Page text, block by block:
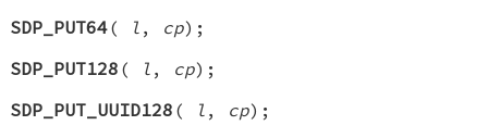
SDP_PUT64( l , cp);
SDP_PUT128 ( l , cp);
SDP_PUT_UUID128 ( l , cp);